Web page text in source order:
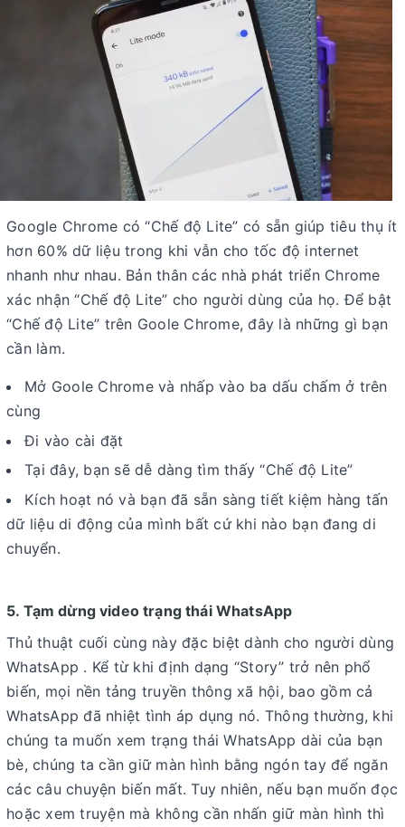
Google Chrome có “Chế độ Lite” có sẵn giúp tiêu thụ ít
hơn 60% dữ liệu trong khi vẫn cho tốc độ internet
nhanh như nhau. Bản thân các nhà phát triển Chrome
xác nhận “Chế độ Lite” cho người dùng của họ. Để bật
“Chế độ Lite” trên Goole Chrome, đây là những gì bạn
cần làm.
Mở Goole Chrome và nhấp vào ba dấu chấm ở trên
cùng
Đi vào cài đặt
Tại đây, bạn sẽ dễ dàng tìm thấy “Chế độ Lite”
Kích hoạt nó và bạn đã sẵn sàng tiết kiệm hàng tấn
dữ liệu di động của mình bất cứ khi nào bạn đang di
chuyển.
5. Tạm dừng video trạng thái WhatsApp
Thủ thuật cuối cùng này đặc biệt dành cho người dùng
WhatsApp . Kể từ khi định dạng “Story” trở nên phổ
biến, mọi nền tảng truyền thông xã hội, bao gồm cả
WhatsApp đã nhiệt tình áp dụng nó. Thông thường, khi
chúng ta muốn xem trạng thái WhatsApp dài của bạn
bè, chúng ta cần giữ màn hình bằng ngón tay để ngăn
các câu chuyện biến mất. Tuy nhiên, nếu bạn muốn đọc
hoặc xem truyện mà không cần nhấn giữ màn hình thì